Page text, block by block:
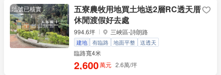
地號已核實
五寮農牧用地買土地送2層RC透天厝
休閒渡假好去處
994.6坪 三峽區-詩朗路
建地 有臨路 地面平整 送透天
臨路寬4米
2,600萬元 2.6萬/坪